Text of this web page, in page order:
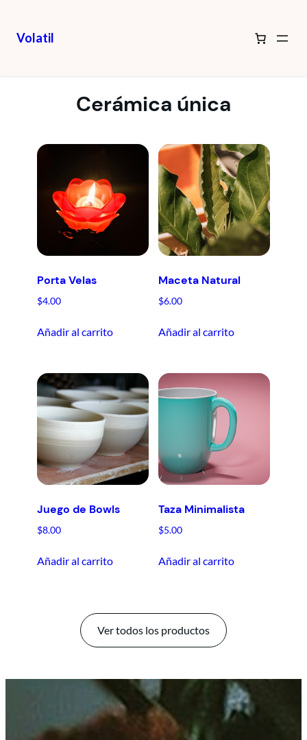
Volatil
Cerámica única
Porta Velas
$4.00
Añadir al carrito
Maceta Natural
$6.00
Añadir al carrito
Juego de Bowls
$8.00
Añadir al carrito
Taza Minimalista
$5.00
Añadir al carrito
Ver todos los productos